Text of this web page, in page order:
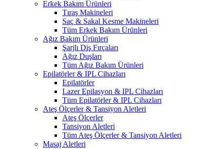
Erkek Bakım Ürünleri
Tıraş Makineleri
Saç & Sakal Kesme Makineleri
Tüm Erkek Bakım Ürünleri
Ağız Bakım Ürünleri
Şarjlı Diş Fırçaları
Ağız Duşları
Tüm Ağız Bakım Ürünleri
Epilatörler & IPL Cihazları
Epilatörler
Lazer Epilasyon & IPL Cihazları
Tüm Epilatörler & IPL Cihazları
Ateş Ölçerler & Tansiyon Aletleri
Ateş Ölçerler
Tansiyon Aletleri
Tüm Ateş Ölçerler & Tansiyon Aletleri
Masaj Aletleri